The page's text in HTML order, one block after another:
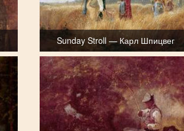
Sunday Stroll — Карл Шпицвег